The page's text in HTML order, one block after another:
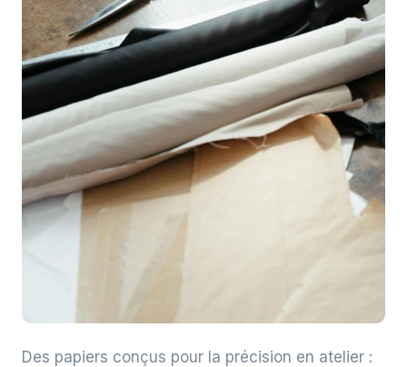
Des papiers conçus pour la précision en atelier :